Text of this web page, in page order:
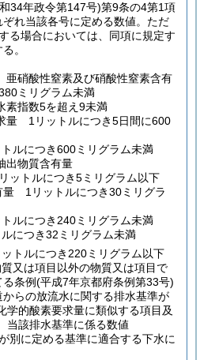
34年政令第147号)第9条の4第1項
れ当該各号に定める数値。 ただ
る場合においては、同項に規定す
。
亜硝酸性窒素及び硝酸性窒素含有
ミリグラム未満
指数5を超え9未満
量 1リットルにつき5日間に600
ルにつき600ミリグラム未満
出物質含有量
ットルにつき5ミリグラム以下
量 1リットルにつき30ミリグラ
ルにつき240ミリグラム未満
につき32ミリグラム未満
トルにつき220ミリグラム以下
又は項目以外の物質又は項目で
条例(平成7年京都府条例第33号)
らの放流水に関する排水基準が
学的酸素要求量に類似する項目及
当該排水基準に係る数値
別に定める基準に適合する下水に